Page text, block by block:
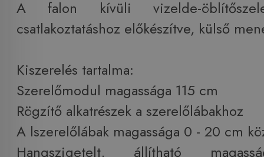
A falon kívüli vizelde-
csatlakoztatáshoz előkészítve, külső
Kiszerelés tartalma:
Szerelőmodul magassága 115 cm
Rögzítő alkatrészek a szerelőlábakhoz
A lszerelőlábak magassága 0 - 20 cm
Hangszigetelt, állítható